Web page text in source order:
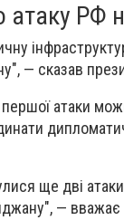
атаку РФ
— сказав
першої атаки
ще дві
— вважає